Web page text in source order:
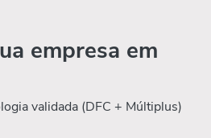
empresa em
validada (DFC + Múltiplus)